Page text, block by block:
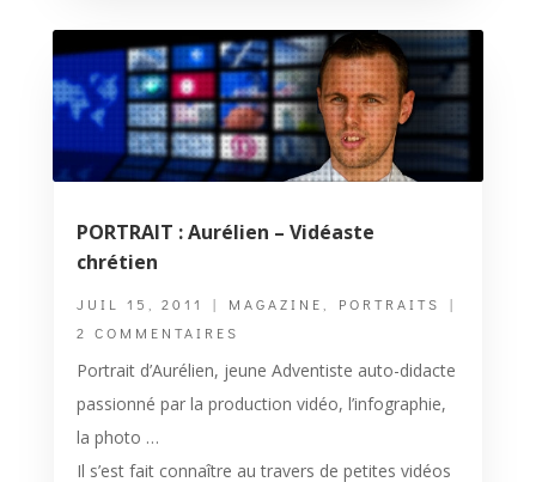
PORTRAIT : Aurélien – Vidéaste
chrétien
JUIL 15, 2011 | MAGAZINE PORTRAITS
|
2 COMMENTAIRES
Portrait d’Aurélien, jeune Adventiste auto-didacte
passionné par la production vidéo, l’infographie,
la photo …
Il s’est fait connaître au travers de petites vidéos